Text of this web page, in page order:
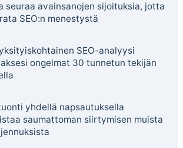
seuraa avainsanojen sijoituksia, jotta
SEO:n menestystä
SEO-analyysi
ongelmat 30 tunnetun tekijän
yhdellä napsautuksella
saumattoman siirtymisen muista